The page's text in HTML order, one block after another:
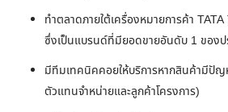
ทำตลาดภายใต้เครื่องหมายการค้า
ซึ่งเป็นแบรนด์ที่มียอดขายอันดับ 1 ของป
มีทีมเทคนิคคอยให้บริการหากสินค้ามีปัญ
ตัวแทนจำหน่ายและลูกค้าโครงการ)